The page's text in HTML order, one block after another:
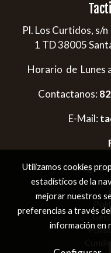
Pl. Los Curtidos, s/
1 TD 38005
Horario de Lunes
Contactanos:
E-Mail:
Utilizamos cookies
estadísticos de la
mejorar nuestros
preferencias a través
información en